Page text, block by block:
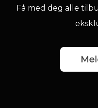
Få med deg alle